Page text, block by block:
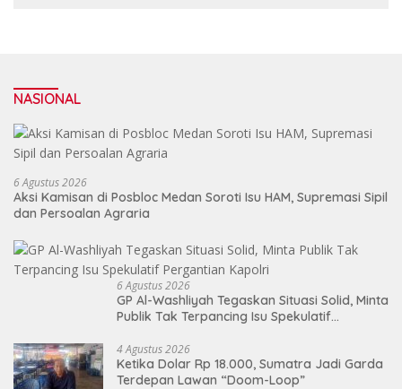
NASIONAL
6 Agustus 2026
Aksi Kamisan di Posbloc Medan Soroti Isu HAM, Supremasi Sipil
dan Persoalan Agraria
6 Agustus 2026
GP Al-Washliyah Tegaskan Situasi Solid, Minta
Publik Tak Terpancing Isu Spekulatif
4 Agustus 2026
Ketika Dolar Rp 18.000, Sumatra Jadi Garda
Terdepan Lawan “Doom-Loop”